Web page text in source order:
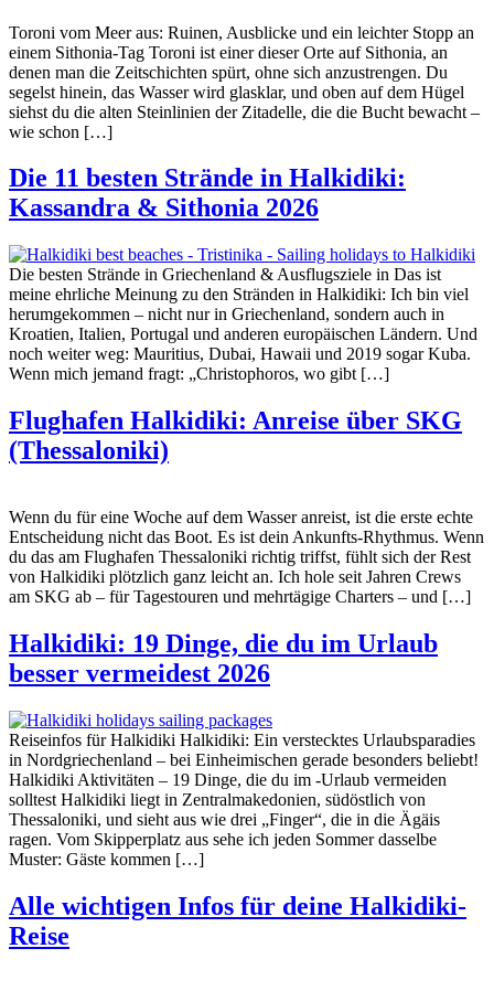
Toroni vom Meer aus: Ruinen, Ausblicke und ein leichter Stopp an
einem Sithonia-Tag Toroni ist einer dieser Orte auf Sithonia, an
denen man die Zeitschichten spürt, ohne sich anzustrengen. Du
segelst hinein, das Wasser wird glasklar, und oben auf dem Hügel
siehst du die alten Steinlinien der Zitadelle, die die Bucht bewacht –
wie schon […]
Die 11 besten Strände in Halkidiki:
Kassandra & Sithonia 2026
Die besten Strände in Griechenland & Ausflugsziele in Das ist
meine ehrliche Meinung zu den Stränden in Halkidiki: Ich bin viel
herumgekommen – nicht nur in Griechenland, sondern auch in
Kroatien, Italien, Portugal und anderen europäischen Ländern. Und
noch weiter weg: Mauritius, Dubai, Hawaii und 2019 sogar Kuba.
Wenn mich jemand fragt: „Christophoros, wo gibt […]
Flughafen Halkidiki: Anreise über SKG
(Thessaloniki)
Wenn du für eine Woche auf dem Wasser anreist, ist die erste echte
Entscheidung nicht das Boot. Es ist dein Ankunfts-Rhythmus. Wenn
du das am Flughafen Thessaloniki richtig triffst, fühlt sich der Rest
von Halkidiki plötzlich ganz leicht an. Ich hole seit Jahren Crews
am SKG ab – für Tagestouren und mehrtägige Charters – und […]
Halkidiki: 19 Dinge, die du im Urlaub
besser vermeidest 2026
Reiseinfos für Halkidiki Halkidiki: Ein verstecktes Urlaubsparadies
in Nordgriechenland – bei Einheimischen gerade besonders beliebt!
Halkidiki Aktivitäten – 19 Dinge, die du im -Urlaub vermeiden
solltest Halkidiki liegt in Zentralmakedonien, südöstlich von
Thessaloniki, und sieht aus wie drei „Finger“, die in die Ägäis
ragen. Vom Skipperplatz aus sehe ich jeden Sommer dasselbe
Muster: Gäste kommen […]
Alle wichtigen Infos für deine Halkidiki-
Reise